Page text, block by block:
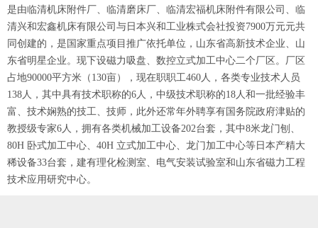
是由临清机床附件厂、临清磨床厂、临清宏福机床附件有限公司、临
清兴和宏鑫机床有限公司与日本兴和工业株式会社投资7900万元元共
同创建的，是国家重点项目推广依托单位，山东省高新技术企业、山
东省明星企业。现下设磁力吸盘、数控立式加工中心二个厂区。厂区
占地90000平方米（130亩），现在职职工460人，各类专业技术人员
138人，其中具有技术职称的6人，中级技术职称的18人和一批经验丰
富、技术娴熟的技工、技师，此外还常年外聘享有国务院政府津贴的
教授级专家6人，拥有各类机械加工设备202台套，其中8米龙门刨、
80H 卧式加工中心、40H 立式加工中心、龙门加工中心等日本产精大
稀设备33台套，建有理化检测室、电气安装试验室和山东省磁力工程
技术应用研究中心。